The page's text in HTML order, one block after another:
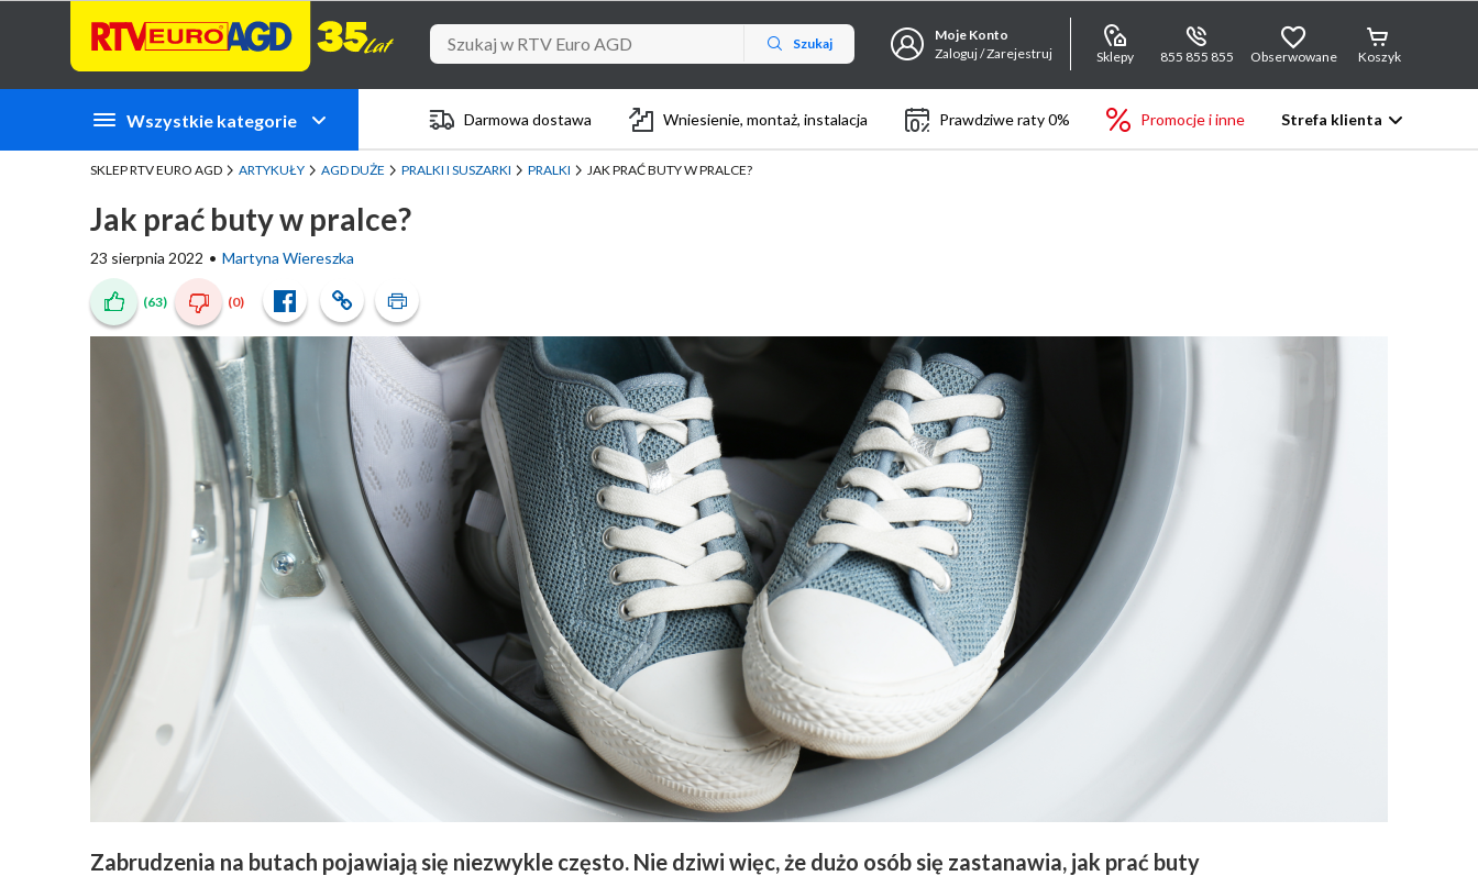
Szukaj
Moje Konto
Zaloguj / Zarejestruj
Sklepy 855 855 855 Obserwowane Koszyk
Wszystkie kategorie Darmowa dostawa Wniesienie, montaż, instalacja Prawdziwe raty 0% Promocje i inne Strefa klienta
SKLEP RTV EURO AGD ARTYKUŁY AGD DUŻE PRALKI I SUSZARKI PRALKI JAK PRAĆ BUTY W PRALCE?
Jak prać buty w pralce?
23 sierpnia 2022 Martyna Wiereszka
(63) (0)
Zabrudzenia na butach pojawiają się niezwykle często. Nie dziwi więc, że dużo osób się zastanawia, jak prać buty